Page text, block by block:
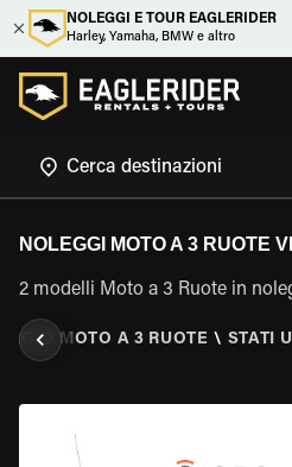
NOLEGGI E TOUR EAGLERIDER
Harley, Yamaha, BMW e altro
NOLEGGI MOTO A 3 RUOTE
2 modelli Moto a 3 Ruote in
MOTO A 3 RUOTE \ STATI